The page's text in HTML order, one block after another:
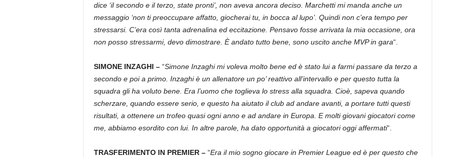
dice ‘il secondo e il terzo, state pronti’, non aveva ancora deciso. Marchetti mi manda anche un
messaggio ‘non ti preoccupare affatto, giocherai tu, in bocca al lupo’. Quindi non c’era tempo per
stressarsi. C’era così tanta adrenalina ed eccitazione. Pensavo fosse arrivata la mia occasione, ora
non posso stressarmi, devo dimostrare. È andato tutto bene, sono uscito anche MVP in gara“.
SIMONE INZAGHI – “Simone Inzaghi mi voleva molto bene ed è stato lui a farmi passare da terzo a
secondo e poi a primo. Inzaghi è un allenatore un po’ reattivo all’intervallo e per questo tutta la
squadra gli ha voluto bene. Era l’uomo che toglieva lo stress alla squadra. Cioè, sapeva quando
scherzare, quando essere serio, e questo ha aiutato il club ad andare avanti, a portare tutti questi
risultati, a ottenere un trofeo quasi ogni anno e ad andare in Europa. E molti giovani giocatori come
me, abbiamo esordito con lui. In altre parole, ha dato opportunità a giocatori oggi affermati“.
TRASFERIMENTO IN PREMIER –“Era il mio sogno giocare in Premier League ed è per questo che